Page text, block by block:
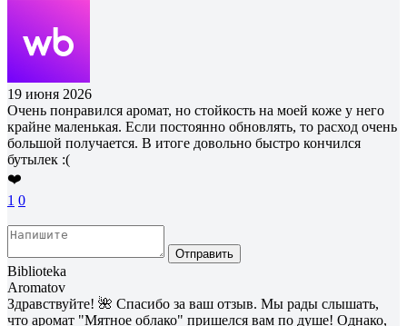
19 июня 2026
Очень понравился аромат, но стойкость на моей коже у него
крайне маленькая. Если постоянно обновлять, то расход очень
большой получается. В итоге довольно быстро кончился
бутылек :(
❤️
1 0
Отправить
Biblioteka
Aromatov
Здравствуйте! 🌺 Спасибо за ваш отзыв. Мы рады слышать,
что аромат "Мятное облако" пришелся вам по душе! Однако,